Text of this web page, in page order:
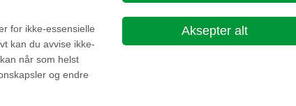
i-synsfeltet. Det er et system som projiserer informasjon
å se ned på instrumentpanelet.
for ikke-essensielle
kan du avvise ikke-
når som helst
og endre
Aksepter alt